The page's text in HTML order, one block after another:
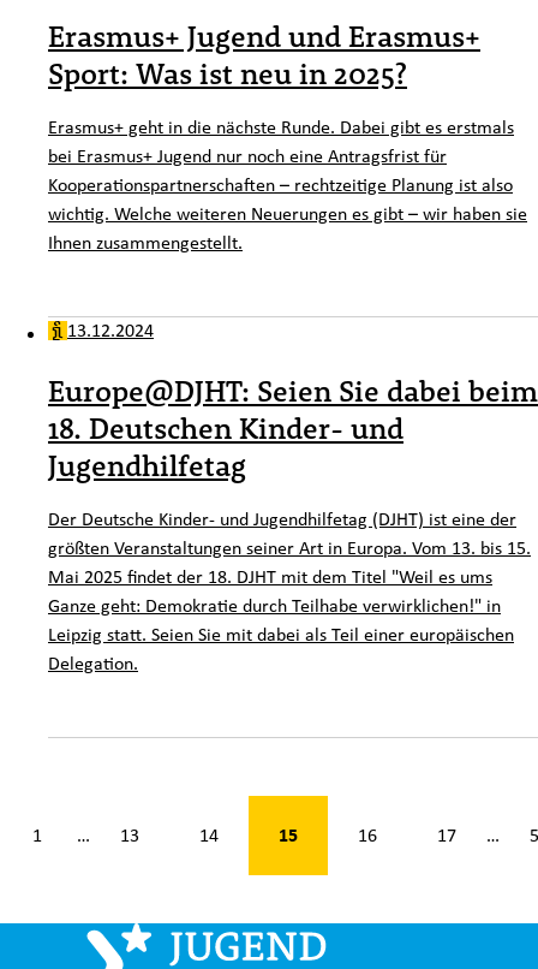
Erasmus+ Jugend und Erasmus+
Sport: Was ist neu in 2025?
Erasmus+ geht in die nächste Runde. Dabei gibt es erstmals
bei Erasmus+ Jugend nur noch eine Antragsfrist für
Kooperationspartnerschaften – rechtzeitige Planung ist also
wichtig. Welche weiteren Neuerungen es gibt – wir haben sie
Ihnen zusammengestellt.
13.12.2024
Europe@DJHT: Seien Sie dabei beim
18. Deutschen Kinder- und
Jugendhilfetag
Der Deutsche Kinder- und Jugendhilfetag (DJHT) ist eine der
größten Veranstaltungen seiner Art in Europa. Vom 13. bis 15.
Mai 2025 findet der 18. DJHT mit dem Titel "Weil es ums
Ganze geht: Demokratie durch Teilhabe verwirklichen!" in
Leipzig statt. Seien Sie mit dabei als Teil einer europäischen
Delegation.
1 … 13 14 15 16 17 …